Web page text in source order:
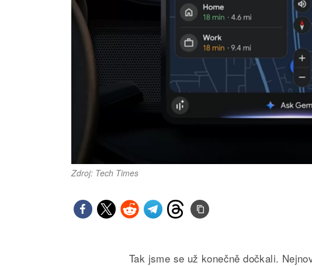
Zdroj: Tech Times
Tak jsme se už konečně dočkali.